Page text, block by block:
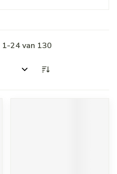
1-24van 130